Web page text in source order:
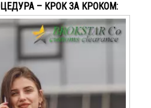
– КРОК ЗА КРОКОМ: